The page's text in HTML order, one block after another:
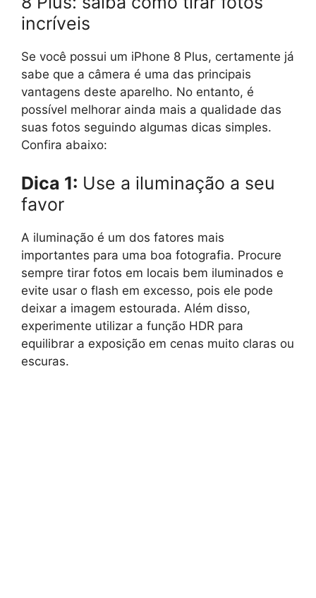
incríveis
Se você possui um iPhone 8 Plus, certamente já
sabe que a câmera é uma das principais
vantagens deste aparelho. No entanto, é
possível melhorar ainda mais a qualidade das
suas fotos seguindo algumas dicas simples.
Confira abaixo:
Dica 1: Use a iluminação a seu
favor
A iluminação é um dos fatores mais
importantes para uma boa fotografia. Procure
sempre tirar fotos em locais bem iluminados e
evite usar o flash em excesso, pois ele pode
deixar a imagem estourada. Além disso,
experimente utilizar a função HDR para
equilibrar a exposição em cenas muito claras ou
escuras.